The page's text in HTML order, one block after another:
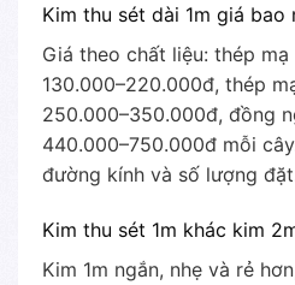
Kim thu sét dài 1m giá bao
Giá theo chất liệu: thép mạ
130.000–220.000đ, thép
250.000–350.000đ, đồng
440.000–750.000đ mỗi
đường kính và số lượng
Kim thu sét 1m khác kim
Kim 1m ngắn, nhẹ và rẻ